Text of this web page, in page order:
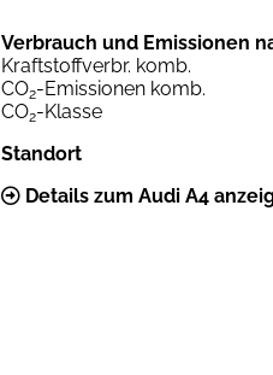
Verbrauch und Emissionen
Kraftstoffverbr. komb.
CO2-Emissionen komb.
CO2-Klasse
Standort
Details zum Audi A4